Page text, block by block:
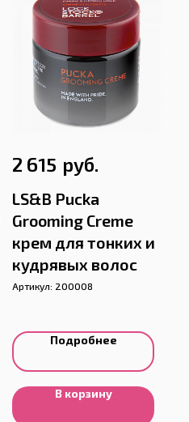
2 615 руб.
LS&B Pucka
Grooming Creme
крем для тонких и
кудрявых волос
Артикул: 200008
Подробнее
В корзину